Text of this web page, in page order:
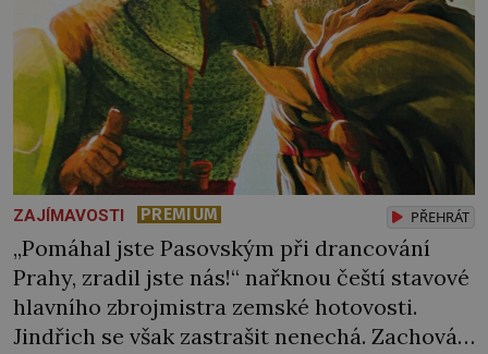
ZAJÍMAVOSTI PREMIUM PŘEHRÁT
„Pomáhal jste Pasovským při drancování
Prahy, zradil jste nás!“ nařknou čeští stavové
hlavního zbrojmistra zemské hotovosti.
Jindřich se však zastrašit nenechá. Zachová